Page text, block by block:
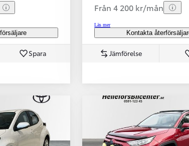
Spara
Från 4 200 kr/mån
Läs mer
Kontakta
Jämförelse